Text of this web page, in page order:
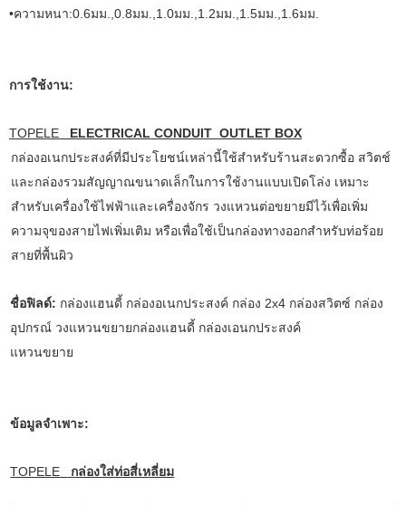
•ความหนา:0.6มม.,0.8มม.,1.0มม.,1.2มม.,1.5มม.,1.6มม.
การใช้งาน:
TOPELE
ELECTRICAL CONDUIT OUTLET BOX
กล่องอเนกประสงค์ที่มีประโยชน์เหล่านี้ใช้สำหรับร้านสะดวกซื้อ สวิตช์
และกล่องรวมสัญญาณขนาดเล็กในการใช้งานแบบเปิดโล่ง เหมาะ
สำหรับเครื่องใช้ไฟฟ้าและเครื่องจักร วงแหวนต่อขยายมีไว้เพื่อเพิ่ม
ความจุของสายไฟเพิ่มเติม หรือเพื่อใช้เป็นกล่องทางออกสำหรับท่อร้อย
สายที่พื้นผิว
ชื่อฟิลด์: กล่องแฮนดี้ กล่องอเนกประสงค์ กล่อง 2x4 กล่องสวิตซ์ กล่อง
อุปกรณ์ วงแหวนขยายกล่องแฮนดี้ กล่องเอนกประสงค์
แหวนขยาย
ข้อมูลจำเพาะ:
TOPELE กล่องใส่ท่อสี่เหลี่ยม